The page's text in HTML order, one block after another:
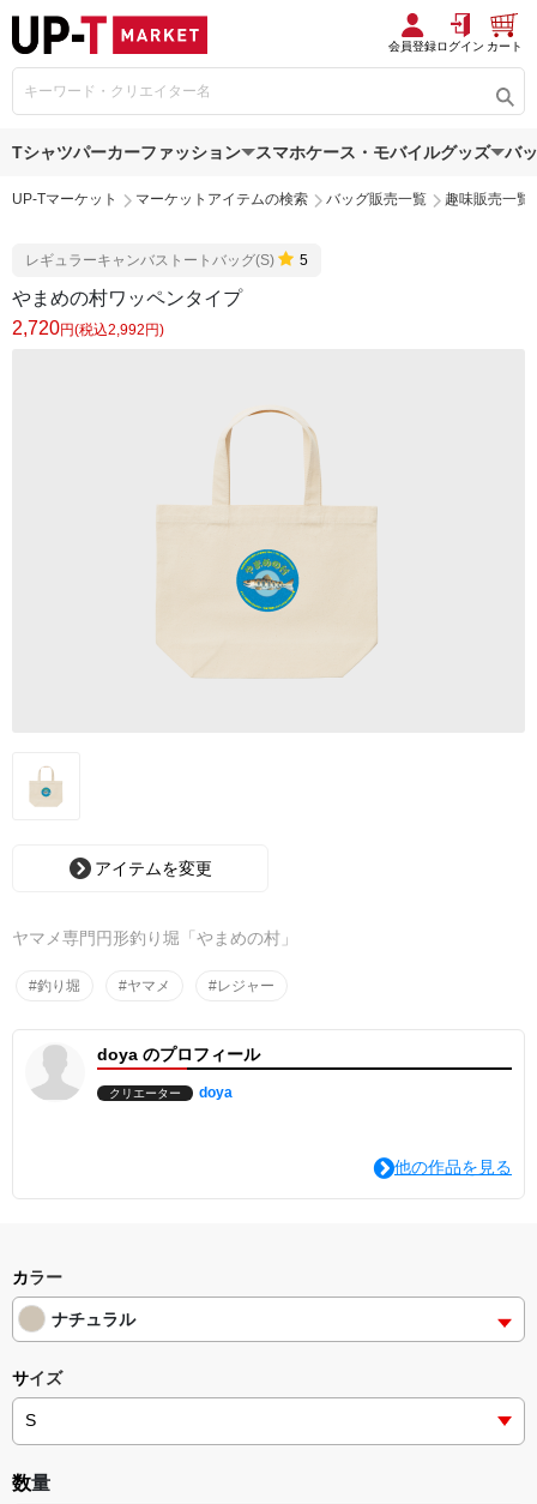
会員登録ログイン カート
Tシャツパーカーファッション スマホケース・モバイルグッズ バ
UP-Tマーケット マーケットアイテムの検索 バッグ販売一覧 趣味販売一覧
レギュラーキャンバストートバッグ(S) 5
やまめの村ワッペンタイプ
2,720円(税込2,992円)
アイテムを変更
ヤマメ専門円形釣り堀「やまめの村」
#釣り堀 #ヤマメ #レジャー
doya のプロフィール
クリエーター doya
他の作品を見る
カラー
ナチュラル
サイズ
数量